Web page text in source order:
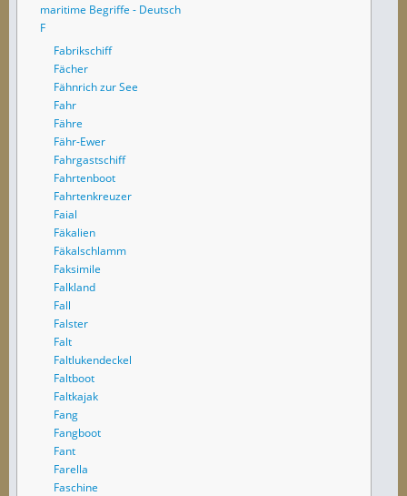
maritime Begriffe - Deutsch
F
Fabrikschiff
Fächer
Fähnrich zur See
Fahr
Fähre
Fähr-Ewer
Fahrgastschiff
Fahrtenboot
Fahrtenkreuzer
Faial
Fäkalien
Fäkalschlamm
Faksimile
Falkland
Fall
Falster
Falt
Faltlukendeckel
Faltboot
Faltkajak
Fang
Fangboot
Fant
Farella
Faschine